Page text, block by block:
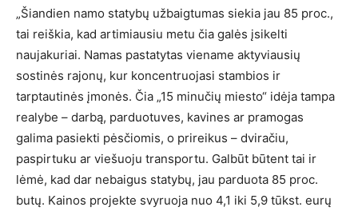
„Šiandien namo statybų užbaigtumas siekia jau 85 proc.,
tai reiškia, kad artimiausiu metu čia galės įsikelti
naujakuriai. Namas pastatytas viename aktyviausių
sostinės rajonų, kur koncentruojasi stambios ir
tarptautinės įmonės. Čia „15 minučių miesto“ idėja tampa
realybe – darbą, parduotuves, kavines ar pramogas
galima pasiekti pėsčiomis, o prireikus – dviračiu,
paspirtuku ar viešuoju transportu. Galbūt būtent tai ir
lėmė, kad dar nebaigus statybų, jau parduota 85 proc.
butų. Kainos projekte svyruoja nuo 4,1 iki 5,9 tūkst. eurų